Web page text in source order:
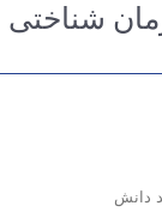
شناختی
دانش